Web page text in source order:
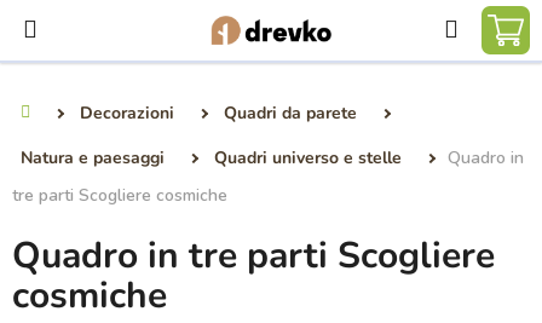
contenuto
Ricerca
Decorazioni
Quadri da parete
Natura e paesaggi
Quadri universo e stelle
Quadro in
tre parti Scogliere cosmiche
Quadro in tre parti Scogliere
cosmiche